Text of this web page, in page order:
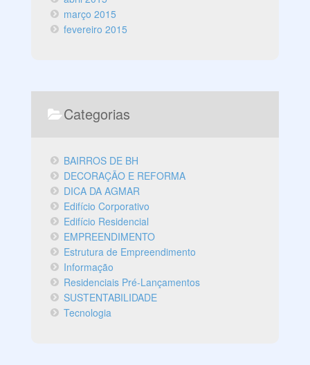
março 2015
fevereiro 2015
Categorias
BAIRROS DE BH
DECORAÇÃO E REFORMA
DICA DA AGMAR
Edifício Corporativo
Edifício Residencial
EMPREENDIMENTO
Estrutura de Empreendimento
Informação
Residenciais Pré-Lançamentos
SUSTENTABILIDADE
Tecnologia